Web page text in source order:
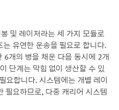
및 레이저라는 세 가지 모듈로
유연한 운송을 필요로 합니다.
6개의 병을 채운 다음 동시에 2개
단계는 막힘 없이 생산할 수 있
요합니다. 시스템에는 개별 레이
필요하므로, 다중 캐리어 시스템